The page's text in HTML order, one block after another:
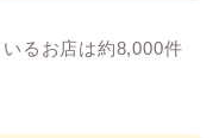
いるお店は約8,000件